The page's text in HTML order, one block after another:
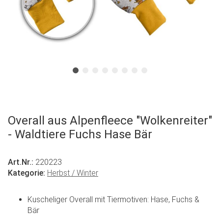
Overall aus Alpenfleece "Wolkenreiter"
- Waldtiere Fuchs Hase Bär
Art.Nr.: 220223
Kategorie: Herbst / Winter
Kuscheliger Overall mit Tiermotiven: Hase, Fuchs &
Bär